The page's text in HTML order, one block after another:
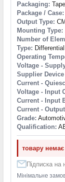
Packaging:
Package / Case:
Output Type:
Mounting Type:
Number of
Type: Differential
Operating
Voltage -
Supplier Device
Current -
Voltage - Input
Current - Input
Current -
Grade:
Qualification:
товару немає
Підписка на
Мінімальне